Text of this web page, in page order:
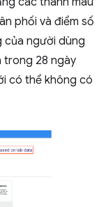
phối và điểm số
của người dùng
trong 28 ngày
có thể không có